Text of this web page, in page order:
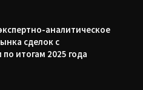
аналитическое
сделок с
итогам 2025 года